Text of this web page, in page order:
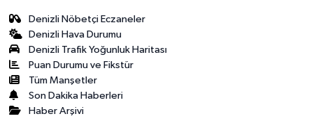
Denizli Nöbetçi Eczaneler
Denizli Hava Durumu
Denizli Trafik Yoğunluk Haritası
Puan Durumu ve Fikstür
Tüm Manşetler
Son Dakika Haberleri
Haber Arşivi